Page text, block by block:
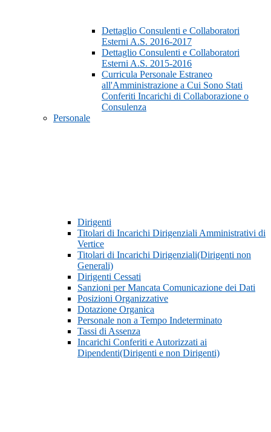
Dettaglio Consulenti e Collaboratori
Esterni A.S. 2016-2017
Dettaglio Consulenti e Collaboratori
Esterni A.S. 2015-2016
Curricula Personale Estraneo
all'Amministrazione a Cui Sono Stati
Conferiti Incarichi di Collaborazione o
Consulenza
Personale
Dirigenti
Titolari di Incarichi Dirigenziali Amministrativi di
Vertice
Titolari di Incarichi Dirigenziali(Dirigenti non
Generali)
Dirigenti Cessati
Sanzioni per Mancata Comunicazione dei Dati
Posizioni Organizzative
Dotazione Organica
Personale non a Tempo Indeterminato
Tassi di Assenza
Incarichi Conferiti e Autorizzati ai
Dipendenti(Dirigenti e non Dirigenti)